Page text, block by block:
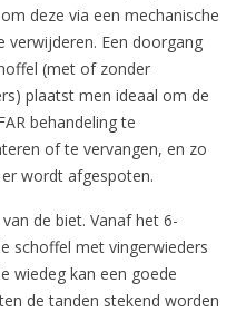
deze via een mechanische
verwijderen. Een doorgang
(met of zonder
plaatst men ideaal om de
behandeling te
of te vervangen, en zo
wordt afgespoten.
de biet. Vanaf het 6-
schoffel met vingerwieders
wiedeg kan een goede
de tanden stekend worden